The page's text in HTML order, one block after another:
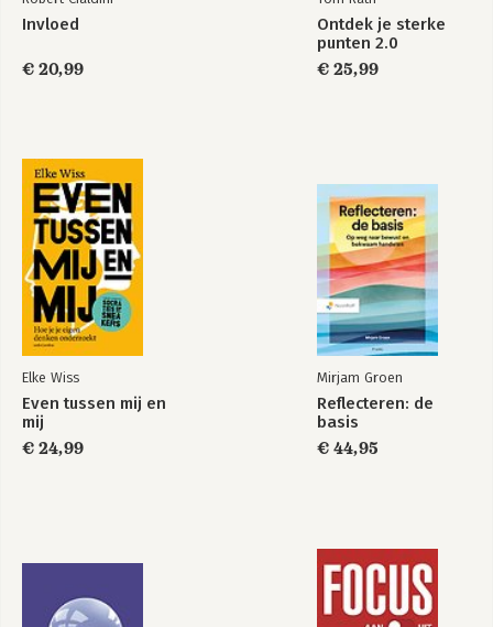
Invloed
€ 20,99
Ontdek je sterke
punten 2.0
€ 25,99
Elke Wiss
Even tussen mij en
mij
€ 24,99
Mirjam Groen
Reflecteren: de
basis
€ 44,95